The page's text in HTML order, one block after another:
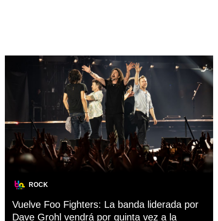
ROCK
Vuelve Foo Fighters: La banda liderada por
Dave Grohl vendrá por quinta vez a la